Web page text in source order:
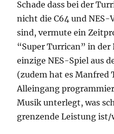
Schade dass bei der
nicht die C64 und NES-
sind, vermute ein
“Super Turrican” in der
einzige NES-Spiel aus
(zudem hat es
Alleingang
Musik unterlegt, was
grenzende Leistung ist/